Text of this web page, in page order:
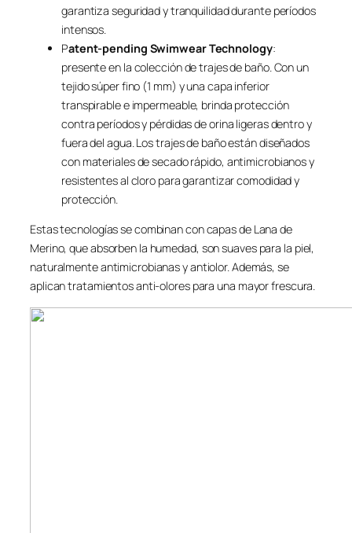
garantiza seguridad y tranquilidad durante períodos
intensos.
Patent-pending Swimwear Technology:
presente en la colección de trajes de baño. Con un
tejido súper fino (1 mm) y una capa inferior
transpirable e impermeable, brinda protección
contra períodos y pérdidas de orina ligeras dentro y
fuera del agua. Los trajes de baño están diseñados
con materiales de secado rápido, antimicrobianos y
resistentes al cloro para garantizar comodidad y
protección.
Estas tecnologías se combinan con capas de Lana de
Merino, que absorben la humedad, son suaves para la piel,
naturalmente antimicrobianas y antiolor. Además, se
aplican tratamientos anti-olores para una mayor frescura.